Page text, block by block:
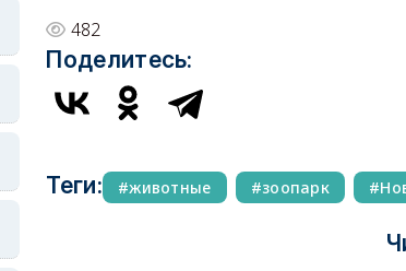
482
Поделитесь:
Теги: животные зоопарк